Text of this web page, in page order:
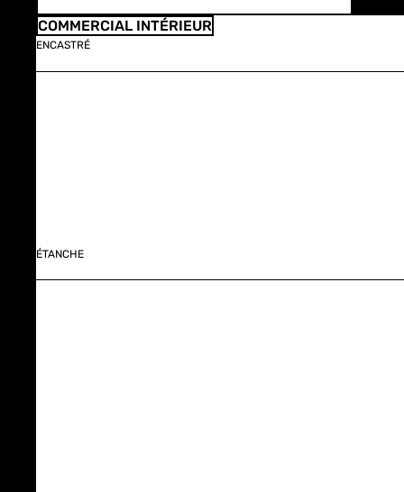
COMMERCIAL INTÉRIEUR
ENCASTRÉ
ÉTANCHE